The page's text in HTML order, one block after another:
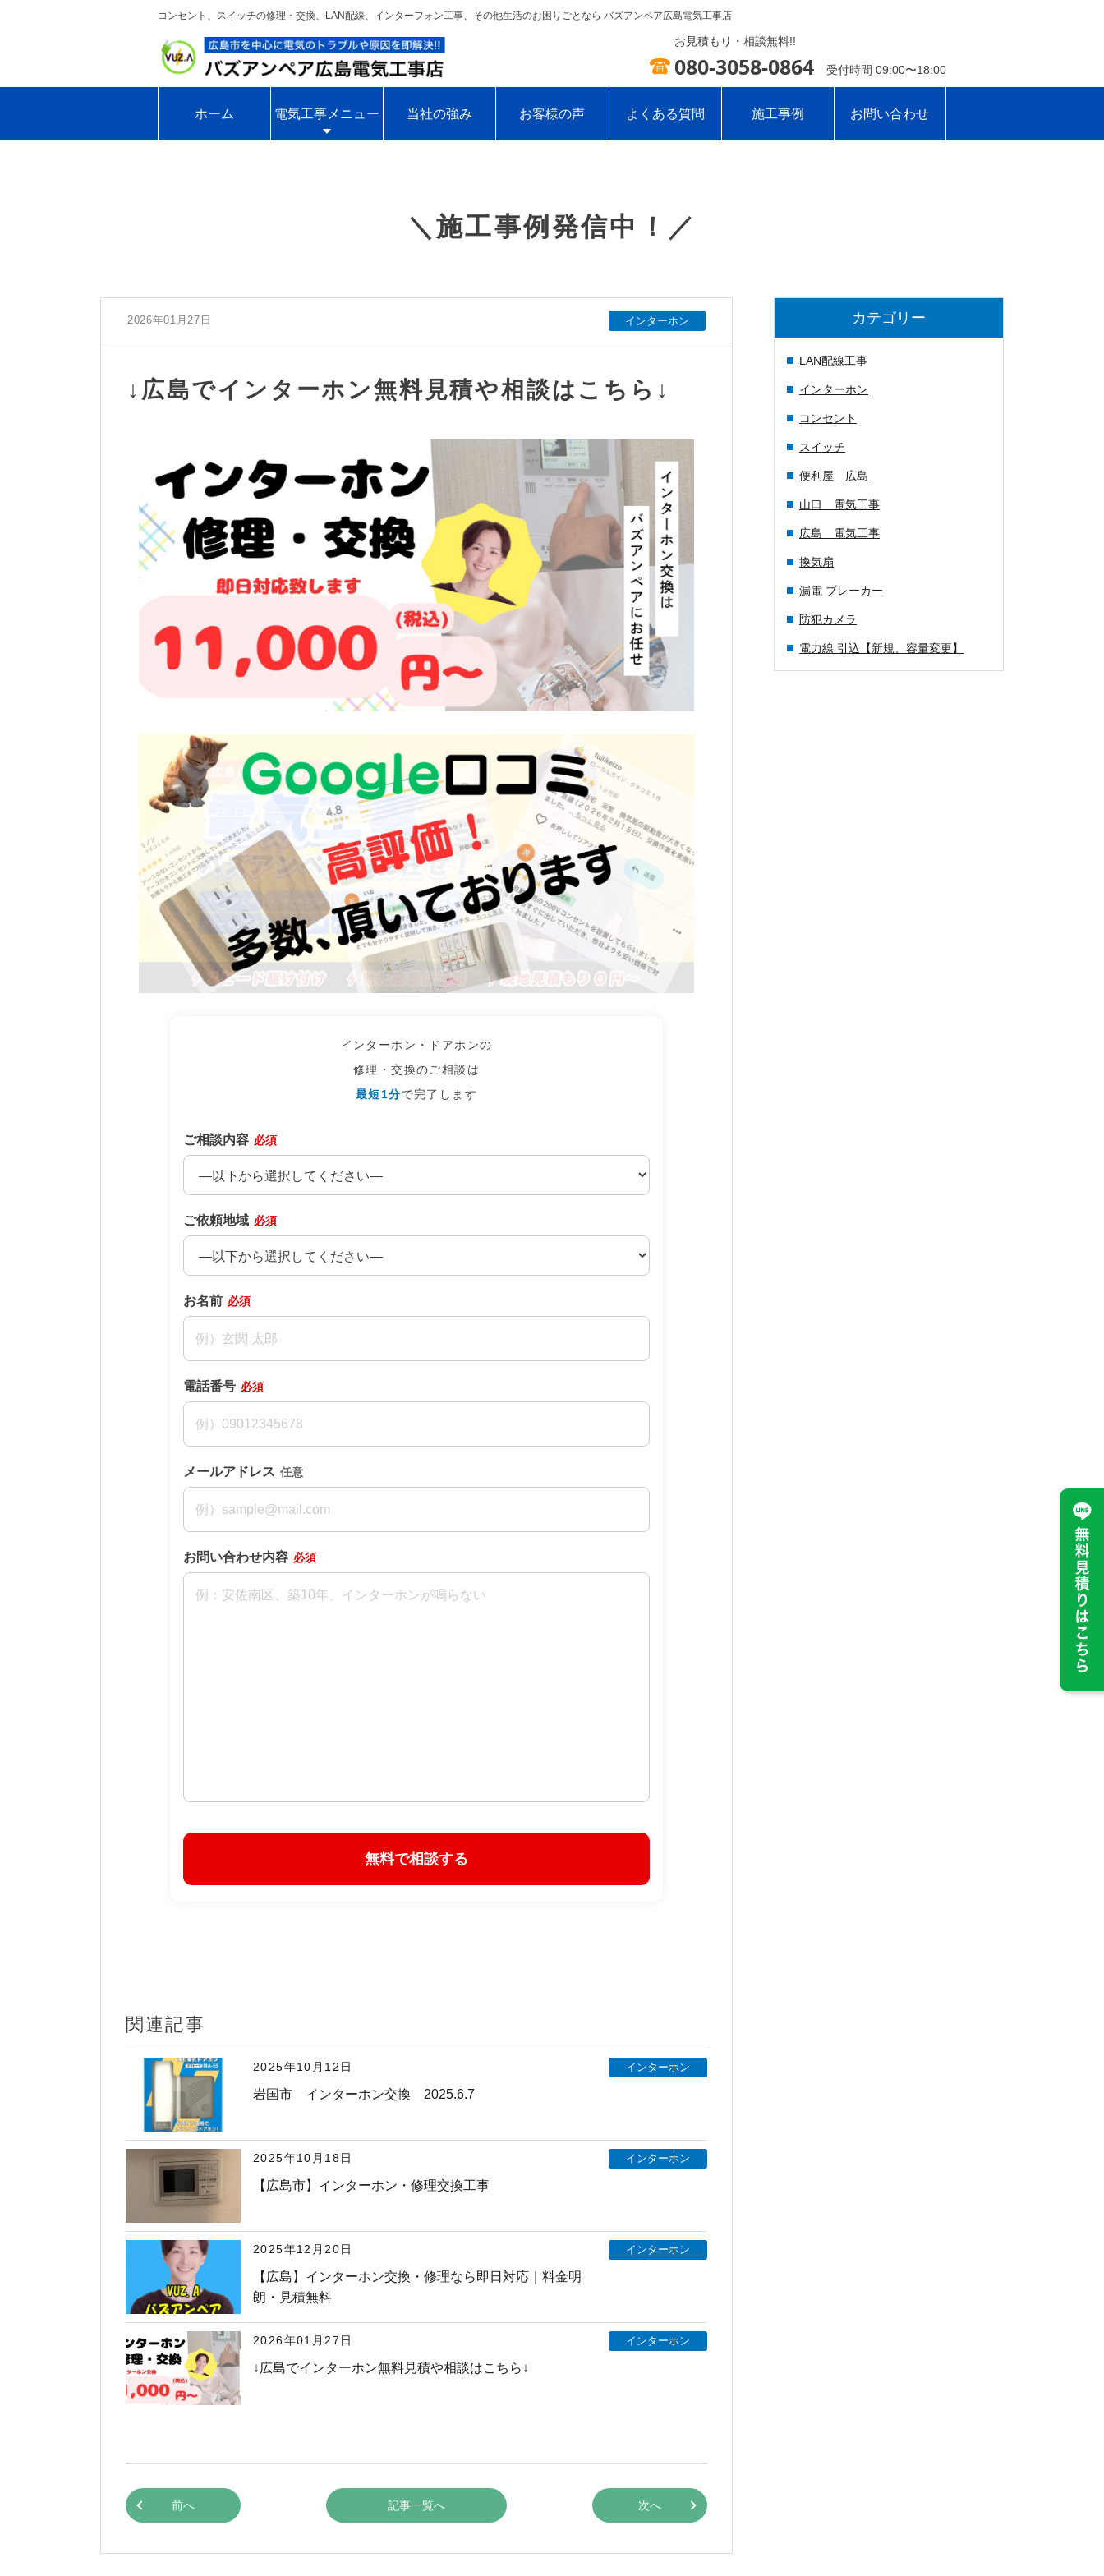
コンセント、スイッチの修理・交換、LAN配線、インターフォン工事、その他生活のお困りごとなら バズアンペア広島電気工事店
お見積もり・相談無料!!
080-3058-0864 受付時間 09:00〜18:00
ホーム 電気工事メニュー 当社の強み お客様の声 よくある質問 施工事例 お問い合わせ
＼施工事例発信中！／
2026年01月27日 インターホン
↓広島でインターホン無料見積や相談はこちら↓
インターホン・ドアホンの
修理・交換のご相談は
最短1分で完了します
ご相談内容 必須
ご依頼地域 必須
お名前 必須
電話番号 必須
メールアドレス 任意
お問い合わせ内容 必須
関連記事
2025年10月12日
岩国市 インターホン交換 2025.6.7
インターホン
2025年10月18日
【広島市】インターホン・修理交換工事
インターホン
2025年12月20日
【広島】インターホン交換・修理なら即日対応｜料金明
朗・見積無料
インターホン
2026年01月27日
↓広島でインターホン無料見積や相談はこちら↓
インターホン
前へ 記事一覧へ 次へ
カテゴリー
LAN配線工事
インターホン
コンセント
スイッチ
便利屋 広島
山口 電気工事
広島 電気工事
換気扇
漏電 ブレーカー
防犯カメラ
電力線 引込【新規、容量変更】